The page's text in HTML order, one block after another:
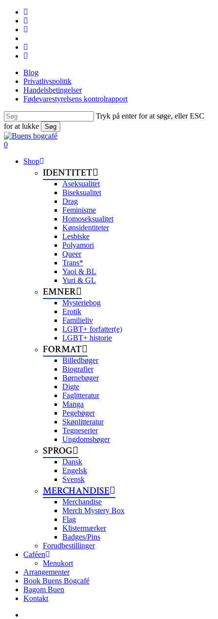
Skip
main
content
facebook
linkedin
instagram
phone
email
Blog
Privatlivspolitik
Handelsbetingelser
Fødevarestyrelsens kontrolrapport
Tryk på enter for at søge, eller ESC
for at lukke
Søg
Close
Search
search
0
Shop
IDENTITET
Aseksualitet
Biseksualitet
Drag
Feminisme
Homoseksualitet
Kønsidentiteter
Lesbiske
Polyamori
Queer
Trans*
Yaoi & BL
Yuri & GL
EMNER
Mysteriebog
Erotik
Familieliv
LGBT+ forfatter(e)
LGBT+ historie
FORMAT
Billedbøger
Biografier
Børnebøger
Digte
Faglitteratur
Manga
Pegebøger
Skønlitteratur
Tegneserier
Ungdomsbøger
SPROG
Dansk
Engelsk
Svensk
MERCHANDISE
Merchandise
Merch Mystery Box
Flag
Klistermærker
Badges/Pins
Forudbestillinger
Caféen
Menukort
Arrangementer
Book Buens Bogcafé
Bagom Buen
Kontakt